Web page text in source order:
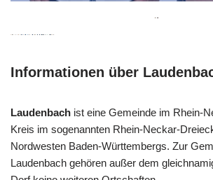
Informationen über
Laudenbach ist eine Gemeinde im Rhein-
Kreis im sogenannten Rhein-Neckar-
Nordwesten Baden-Württembergs. Zur
Laudenbach gehören außer dem